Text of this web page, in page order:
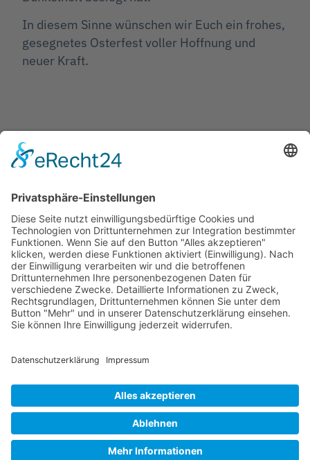
In diesem Sinne wünschen wir Euch ein frohes,
gesegnetes Osterfest voller Hoffnung und
neuer Kraft.
Jetzt teilen
Facebook Twitter
Pinterest WhatsApp Telegram
XING Email
KONTAKT
DATENSCHUTZHINWEIS
IMPRESSUM